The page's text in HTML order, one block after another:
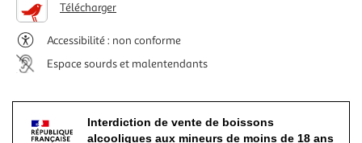
Télécharger
Accessibilité : non conforme
Espace sourds et malentendants
Interdiction de vente de boissons
alcooliques aux mineurs de moins de 18 ans